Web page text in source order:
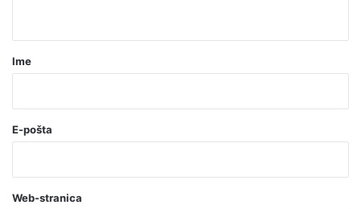
r
o
a
v
Ime
E-pošta
Web-stranica